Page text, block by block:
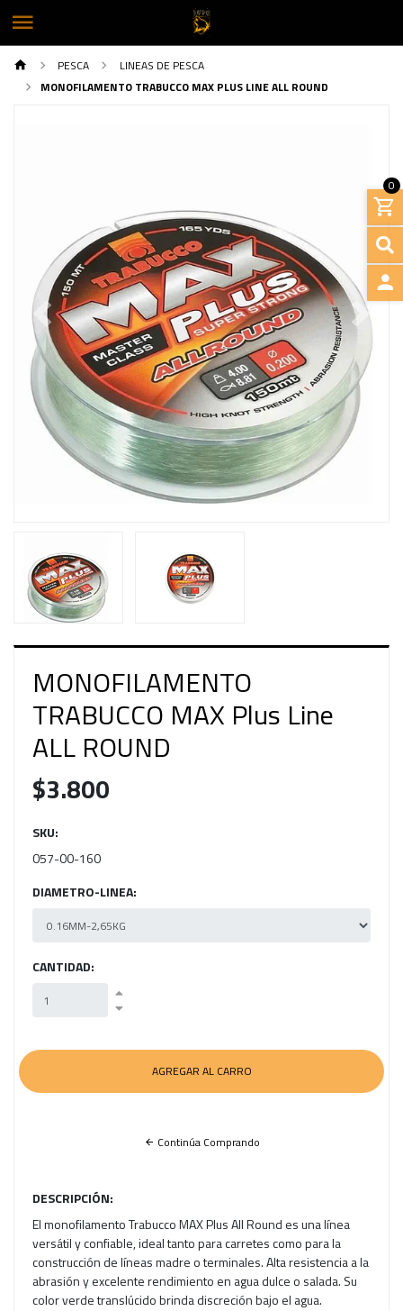
0
PESCA
LINEAS DE PESCA
MONOFILAMENTO TRABUCCO MAX PLUS LINE ALL ROUND
Previous Next
MONOFILAMENTO
TRABUCCO MAX Plus Line
ALL ROUND
$3.800
SKU:
057-00-160
DIAMETRO-LINEA:
CANTIDAD:
Continúa Comprando
DESCRIPCIÓN:
El monofilamento Trabucco MAX Plus All Round es una línea
versátil y confiable, ideal tanto para carretes como para la
construcción de líneas madre o terminales. Alta resistencia a la
abrasión y excelente rendimiento en agua dulce o salada. Su
color verde translúcido brinda discreción bajo el agua.